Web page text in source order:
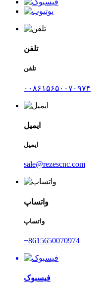
تلفن
تلفن
۰۰۸۶۱۵۶۵۰۰۷۰۹۷۴
ایمیل
ایمیل
sale@rezescnc.com
واتساپ
واتساپ
‎+8615650070974‎
فیسبوک